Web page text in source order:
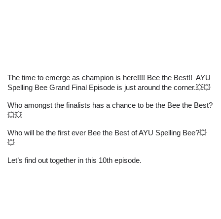
The time to emerge as champion is here!!!! Bee the Best!!  AYU
Spelling Bee Grand Final Episode is just around the corner.💥💥
Who amongst the finalists has a chance to be the Bee the Best?
💥💥
Who will be the first ever Bee the Best of AYU Spelling Bee?💥
💥
Let’s find out together in this 10th episode.